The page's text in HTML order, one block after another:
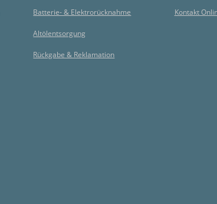
Batterie- & Elektrorücknahme
Altölentsorgung
Rückgabe & Reklamation
Kontakt